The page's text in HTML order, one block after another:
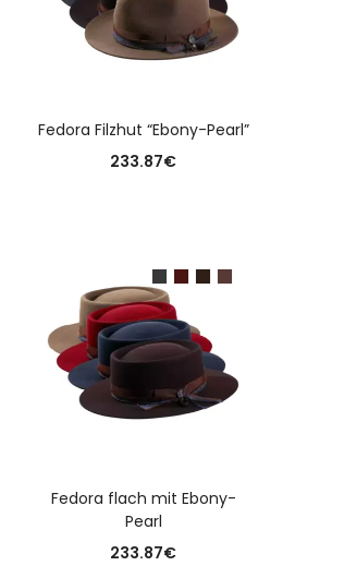
Fedora Filzhut “Ebony-Pearl”
233.87€
Fedora flach mit Ebony-
Pearl
233.87€